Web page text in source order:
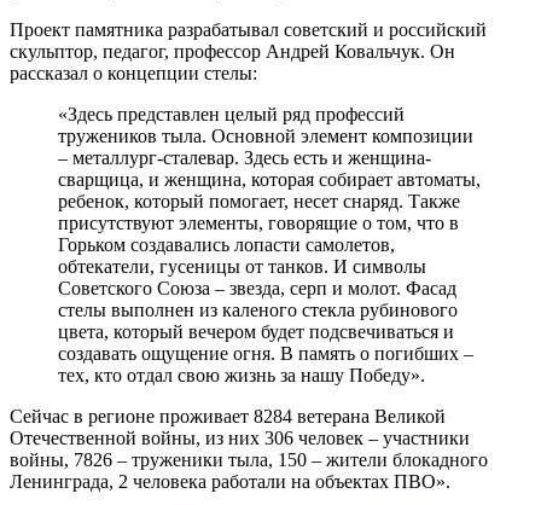
Проект памятника разрабатывал советский и российский
скульптор, педагог, профессор Андрей Ковальчук. Он
рассказал о концепции стелы:
«Здесь представлен целый ряд профессий
тружеников тыла. Основной элемент композиции
– металлург-сталевар. Здесь есть и женщина-
сварщица, и женщина, которая собирает автоматы,
ребенок, который помогает, несет снаряд. Также
присутствуют элементы, говорящие о том, что в
Горьком создавались лопасти самолетов,
обтекатели, гусеницы от танков. И символы
Советского Союза – звезда, серп и молот. Фасад
стелы выполнен из каленого стекла рубинового
цвета, который вечером будет подсвечиваться и
создавать ощущение огня. В память о погибших –
тех, кто отдал свою жизнь за нашу Победу».
Сейчас в регионе проживает 8284 ветерана Великой
Отечественной войны, из них 306 человек – участники
войны, 7826 – труженики тыла, 150 – жители блокадного
Ленинграда, 2 человека работали на объектах ПВО».